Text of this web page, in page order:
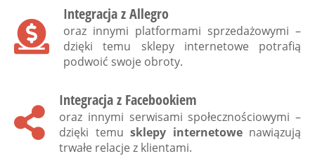
Integracja z Allegro
oraz innymi platformami sprzedażowymi –
dzięki temu sklepy internetowe potrafią
podwoić swoje obroty.
Integracja z Facebookiem
oraz innymi serwisami społecznościowymi –
dzięki temu sklepy internetowenawiązują
trwałe relacje z klientami.